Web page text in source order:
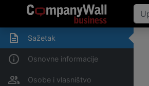
Sažetak
Osnovne informacije
Osobe i vlasništvo